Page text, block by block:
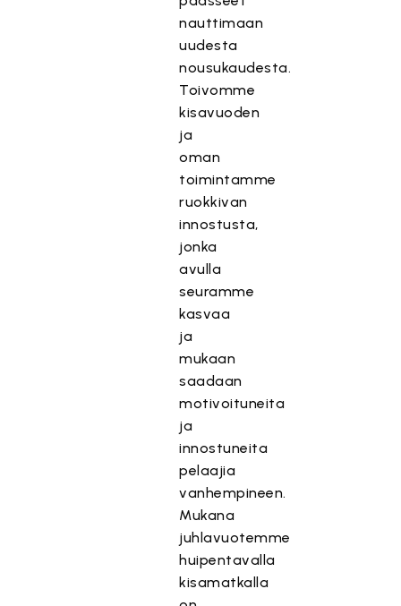
nauttimaan
uudesta
nousukaudesta.
Toivomme
kisavuoden
ja
oman
toimintamme
ruokkivan
innostusta,
jonka
avulla
seuramme
kasvaa
ja
mukaan
saadaan
motivoituneita
ja
innostuneita
pelaajia
vanhempineen.
Mukana
juhlavuotemme
huipentavalla
kisamatkalla